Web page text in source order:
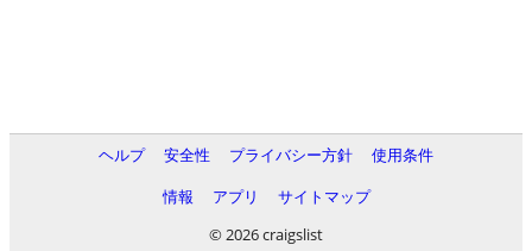
ヘルプ 安全性 プライバシー方針
使用条件
情報
アプリ
サイトマップ
© 2026 craigslist